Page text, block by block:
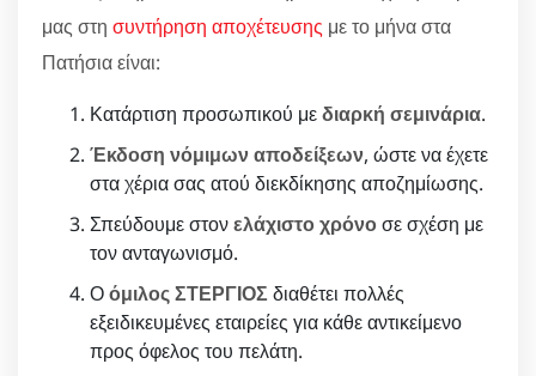
μας στη συντήρηση αποχέτευσης με το μήνα στα
Πατήσια είναι:
Κατάρτιση προσωπικού μεδιαρκή σεμινάρια.
Έκδοση νόμιμων αποδείξεων, ώστε να έχετε
στα χέρια σας ατού διεκδίκησης αποζημίωσης.
Σπεύδουμε στονελάχιστο χρόνοσε σχέση με
τον ανταγωνισμό.
Οόμιλος ΣΤΕΡΓΙΟΣ διαθέτει πολλές
εξειδικευμένες εταιρείες για κάθε αντικείμενο
προς όφελος του πελάτη.